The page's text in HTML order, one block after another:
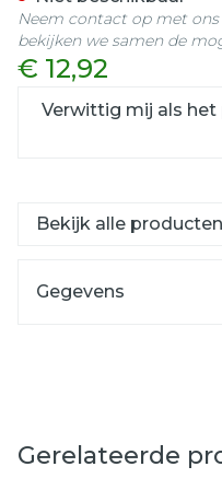
€ 12,92
Verwittig mij als
Neem contact op met
bekijken we samen de
Bekijk alle
Gegevens
Merken Vitry
Gerelateerde